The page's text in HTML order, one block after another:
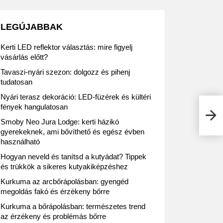
A
LEGÚJABBAK
Kerti LED reflektor választás: mire figyelj
vásárlás előtt?
Tavaszi-nyári szezon: dolgozz és pihenj
tudatosan
Nyári terasz dekoráció: LED-füzérek és kültéri
fények hangulatosan
Smoby Neo Jura Lodge: kerti házikó
gyerekeknek, ami bővíthető és egész évben
használható
Hogyan neveld és tanítsd a kutyádat? Tippek
és trükkök a sikeres kutyakiképzéshez
Kurkuma az arcbőrápolásban: gyengéd
megoldás fakó és érzékeny bőrre
Kurkuma a bőrápolásban: természetes trend
az érzékeny és problémás bőrre